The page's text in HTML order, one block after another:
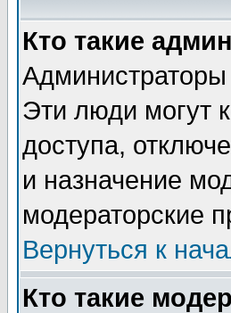
Кто такие
Эти люди могут
доступа,
и назначение
модераторские
Вернуться к
Кто такие